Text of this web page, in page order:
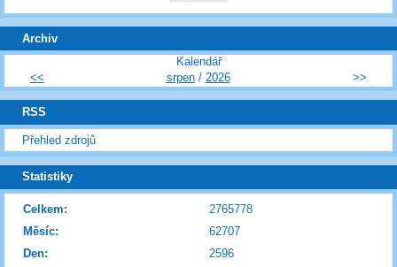
Archiv
Kalendář
<<
srpen/ 2026 >>
RSS
Přehled zdrojů
Statistiky
Celkem:
2765778
Měsíc:
62707
Den:
2596